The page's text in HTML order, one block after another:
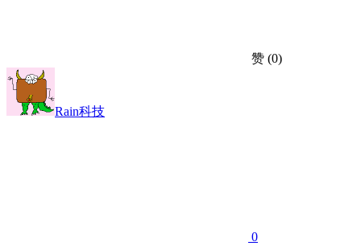
赞 (0)
Rain科技
0